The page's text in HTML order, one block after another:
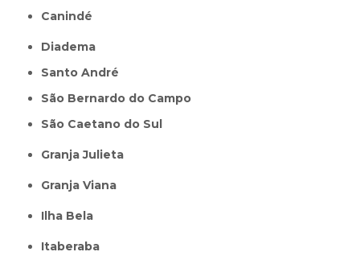
Canindé
Diadema
Santo André
São Bernardo do Campo
São Caetano do Sul
Granja Julieta
Granja Viana
Ilha Bela
Itaberaba